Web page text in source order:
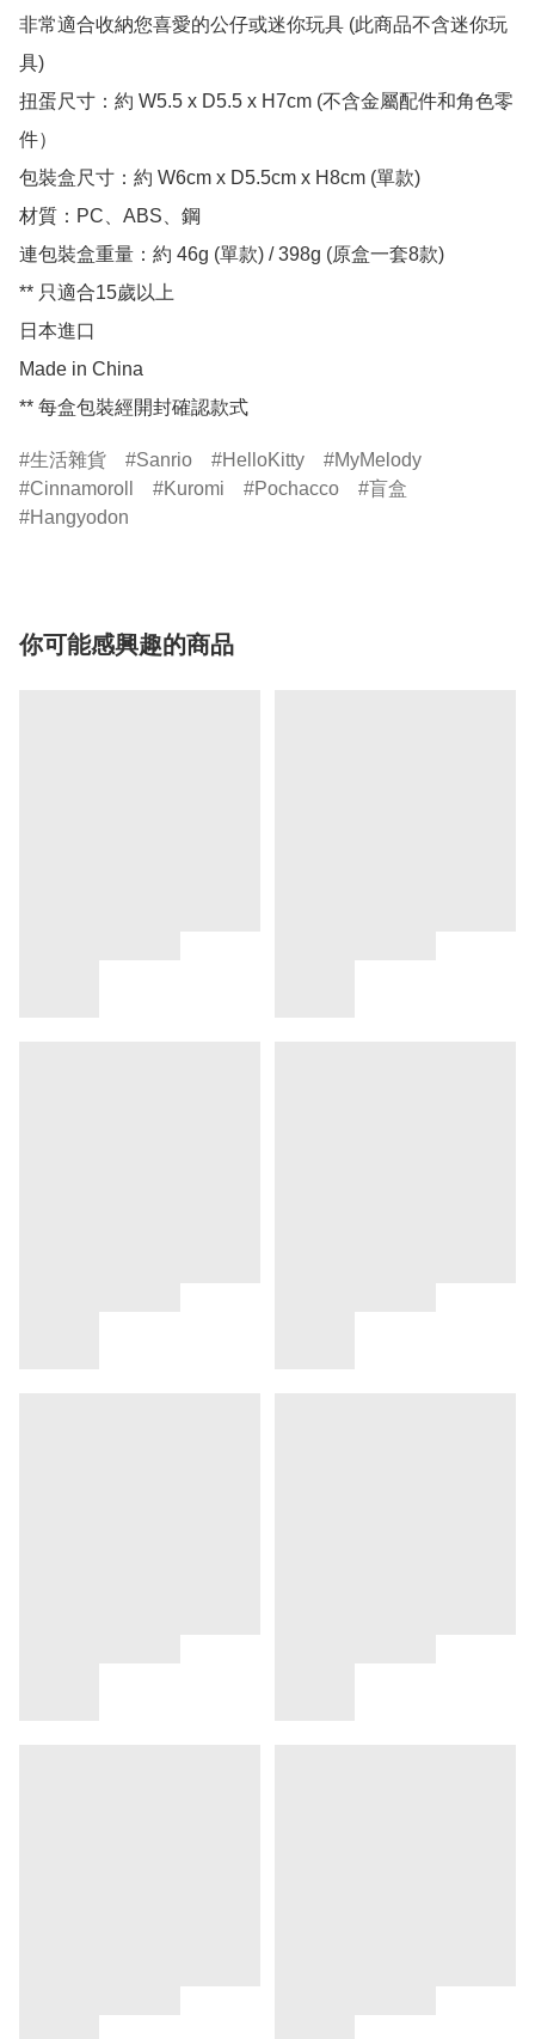
非常適合收納您喜愛的公仔或迷你玩具 (此商品不含迷你玩
具)
扭蛋尺寸：約 W5.5 x D5.5 x H7cm (不含金屬配件和角色零
件）
包裝盒尺寸：約 W6cm x D5.5cm x H8cm (單款)
材質：PC、ABS、鋼
連包裝盒重量：約 46g (單款) / 398g (原盒一套8款)
** 只適合15歲以上
日本進口
Made in China
** 每盒包裝經開封確認款式
生活雜貨 Sanrio HelloKitty
MyMelody
Cinnamoroll
Kuromi Pochacco
盲盒
Hangyodon
你可能感興趣的商品